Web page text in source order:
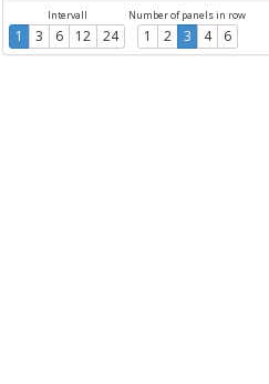
Intervall
1 3 6 12 24
Number of panels in row
1 2 3 4 6